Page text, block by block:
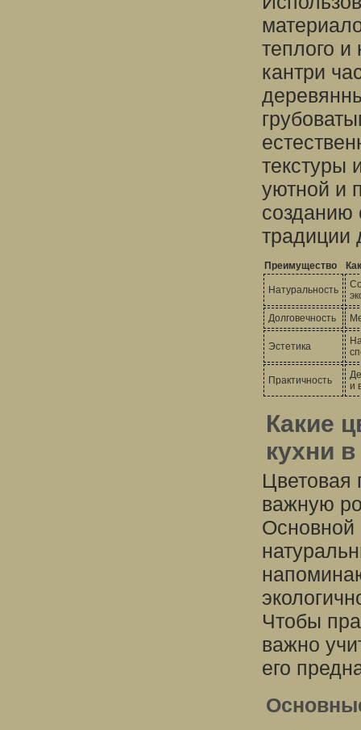
теплого и
кантри
текстуры
уютной и
созданию
традиции
Преимущество
Натуральность
Долговечность
Эстетика
Практичность
и
Какие
кухни
Цветовая
важную
Основной
Чтобы
важно
его